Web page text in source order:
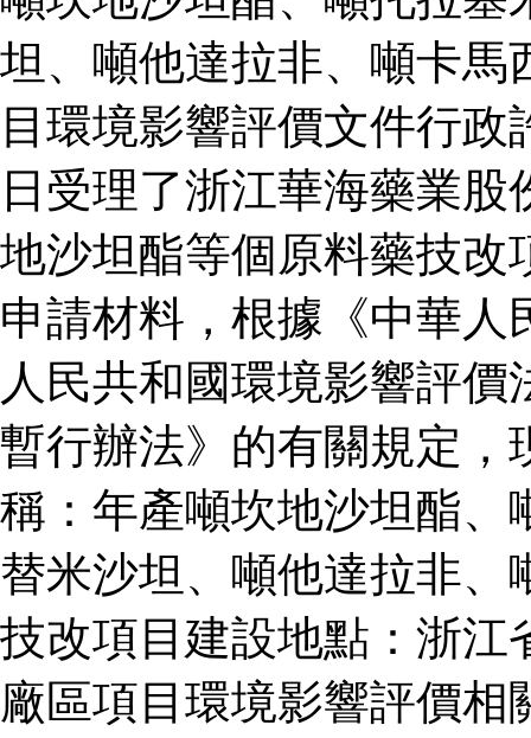
坦、噸他達拉非、噸卡馬
目環境影響評價文件行
日受理了浙江華海藥業
地沙坦酯等個原料藥技改
申請材料，根據《中華
人民共和國環境影響評
暫行辦法》的有關規定，
稱：年產噸坎地沙坦酯、
替米沙坦、噸他達拉非
技改項目建設地點：浙江
廠區項目環境影響評價